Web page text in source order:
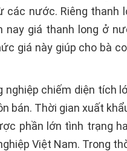
các nước. Riêng thanh
nay giá thanh long ở
giá này giúp cho bà
nghiệp chiếm diện tích
bán. Thời gian xuất
phần lớn tình trạng
Việt Nam. Trong